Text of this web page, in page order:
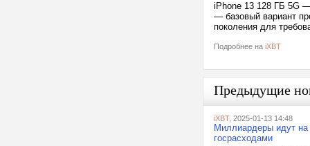
iPhone 13 128 ГБ 5G
— базовый вариант
поколения для
Подробнее на iXBT
Предыдущие
iXBT, 2025-01-13 14:48
Миллиардеры идут
госрасходами